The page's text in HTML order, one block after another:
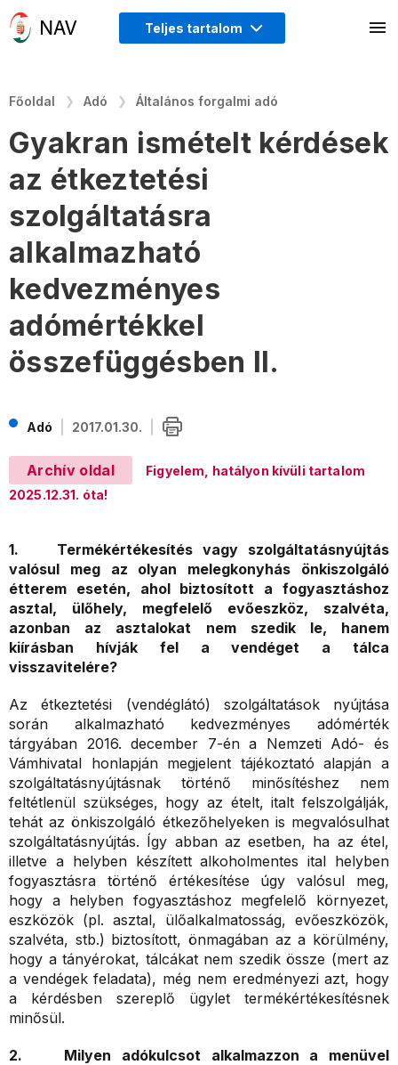
Teljes tartalom
Főoldal Adó Általános forgalmi adó
Gyakran ismételt kérdések
az étkeztetési
szolgáltatásra
alkalmazható
kedvezményes
adómértékkel
összefüggésben II.
Adó 2017.01.30.
Archív oldal
Figyelem, hatályon kívüli tartalom
2025.12.31. óta!
1. Termékértékesítés vagy szolgáltatásnyújtás
valósul meg az olyan melegkonyhás önkiszolgáló
étterem esetén, ahol biztosított a fogyasztáshoz
asztal, ülőhely, megfelelő evőeszköz, szalvéta,
azonban az asztalokat nem szedik le, hanem
kiírásban hívják fel a vendéget a tálca
visszavitelére?
Az étkeztetési (vendéglátó) szolgáltatások nyújtása
során alkalmazható kedvezményes adómérték
tárgyában 2016. december 7-én a Nemzeti Adó- és
Vámhivatal honlapján megjelent tájékoztató alapján a
szolgáltatásnyújtásnak történő minősítéshez nem
feltétlenül szükséges, hogy az ételt, italt felszolgálják,
tehát az önkiszolgáló étkezőhelyeken is megvalósulhat
szolgáltatásnyújtás. Így abban az esetben, ha az étel,
illetve a helyben készített alkoholmentes ital helyben
fogyasztásra történő értékesítése úgy valósul meg,
hogy a helyben fogyasztáshoz megfelelő környezet,
eszközök (pl. asztal, ülőalkalmatosság, evőeszközök,
szalvéta, stb.) biztosított, önmagában az a körülmény,
hogy a tányérokat, tálcákat nem szedik össze (mert az
a vendégek feladata), még nem eredményezi azt, hogy
a kérdésben szereplő ügylet termékértékesítésnek
minősül.
2. Milyen adókulcsot alkalmazzon a menüvel